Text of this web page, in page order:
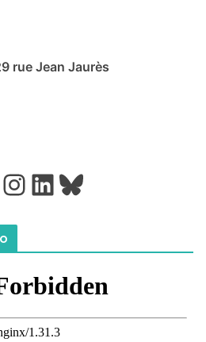
rue Jean Jaurès
Instagram LinkedIn Bluesky